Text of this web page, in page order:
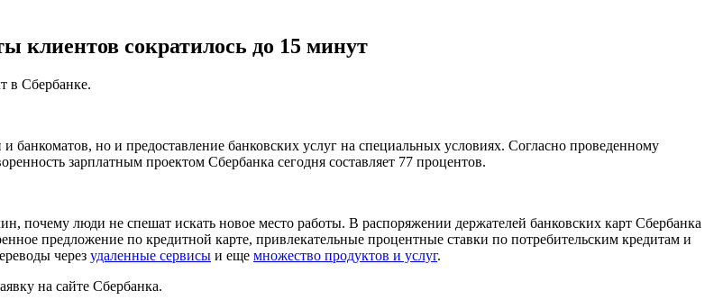
клиентов сократилось до 15 минут
в Сбербанке.
банкоматов, но и предоставление банковских услуг на специальных условиях. Согласно проведенному
зарплатным проектом Сбербанка сегодня составляет 77 процентов.
почему люди не спешат искать новое место работы. В распоряжении держателей банковских карт Сбербанка
предложение по кредитной карте, привлекательные процентные ставки по потребительским кредитам и
через удаленные сервисы и еще множество продуктов и услуг.
на сайте Сбербанка.